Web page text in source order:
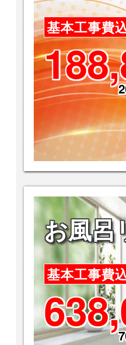
基本工事費
207,680
お風呂
基本工事費
701,800